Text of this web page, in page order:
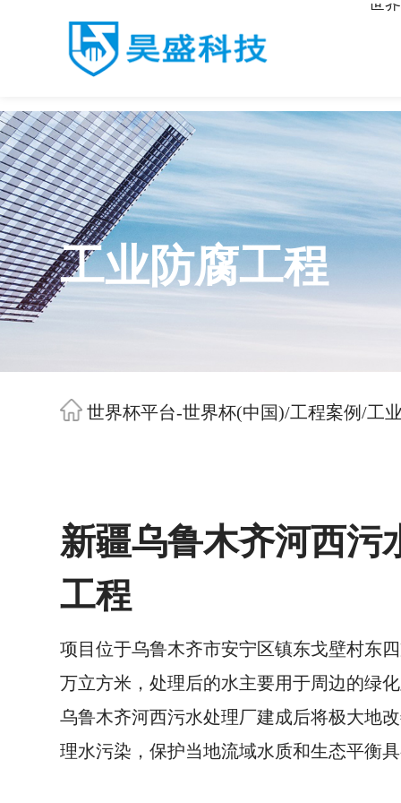
世
工业防腐工程
世界杯平台-世界杯(中国)/工程案例/工
新疆乌鲁木齐河西污
工程
项目位于乌鲁木齐市安宁区镇东戈壁村东
万立方米，处理后的水主要用于周边的绿
乌鲁木齐河西污水处理厂建成后将极大地
理水污染，保护当地流域水质和生态平衡